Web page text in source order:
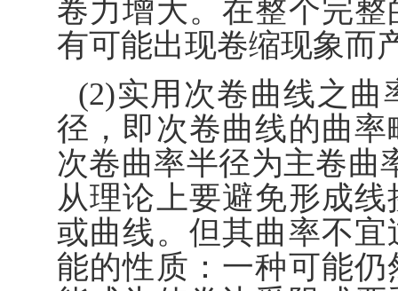
卷力增大。在整个完
有可能出现卷缩现象而
(2)实用次卷曲线之
径，即次卷曲线的曲
次卷曲率半径为主卷曲
从理论上要避免形成
或曲线。但其曲率不
能的性质：一种可能